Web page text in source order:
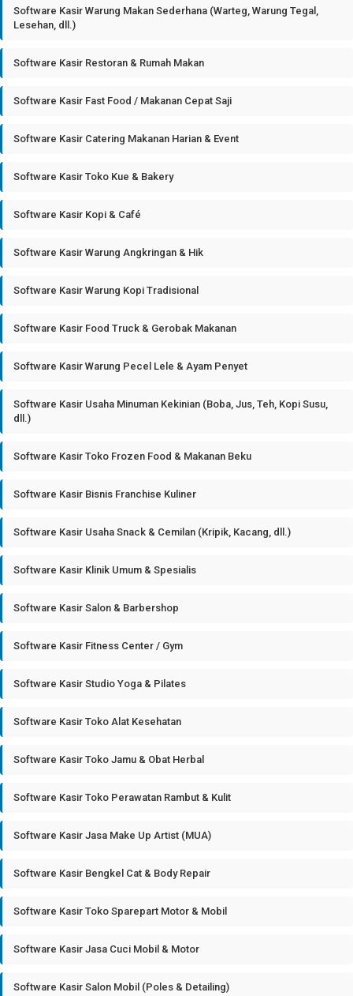
Software Kasir Warung Makan Sederhana (Warteg, Warung Tegal,
Lesehan, dll.)
Software Kasir Restoran & Rumah Makan
Software Kasir Fast Food / Makanan Cepat Saji
Software Kasir Catering Makanan Harian & Event
Software Kasir Toko Kue & Bakery
Software Kasir Kopi & Café
Software Kasir Warung Angkringan & Hik
Software Kasir Warung Kopi Tradisional
Software Kasir Food Truck & Gerobak Makanan
Software Kasir Warung Pecel Lele & Ayam Penyet
Software Kasir Usaha Minuman Kekinian (Boba, Jus, Teh, Kopi Susu,
dll.)
Software Kasir Toko Frozen Food & Makanan Beku
Software Kasir Bisnis Franchise Kuliner
Software Kasir Usaha Snack & Cemilan (Kripik, Kacang, dll.)
Software Kasir Klinik Umum & Spesialis
Software Kasir Salon & Barbershop
Software Kasir Fitness Center / Gym
Software Kasir Studio Yoga & Pilates
Software Kasir Toko Alat Kesehatan
Software Kasir Toko Jamu & Obat Herbal
Software Kasir Toko Perawatan Rambut & Kulit
Software Kasir Jasa Make Up Artist (MUA)
Software Kasir Bengkel Cat & Body Repair
Software Kasir Toko Sparepart Motor & Mobil
Software Kasir Jasa Cuci Mobil & Motor
Software Kasir Salon Mobil (Poles & Detailing)